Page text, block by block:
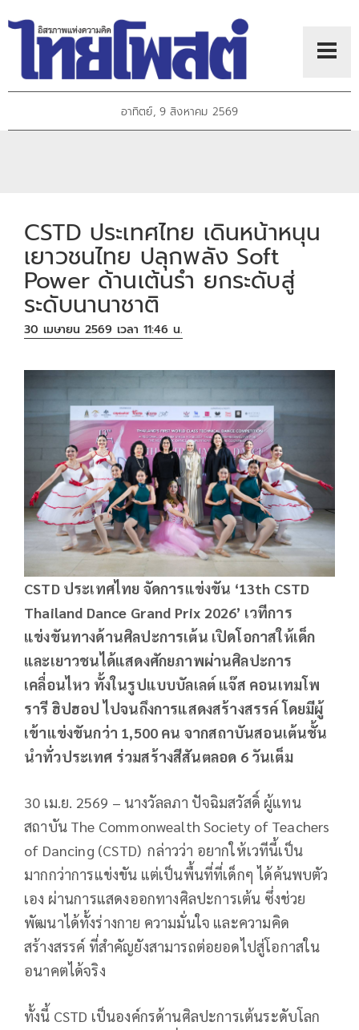
อาทิตย์, 9 สิงหาคม 2569
CSTD ประเทศไทย เดินหน้าหนุน
เยาวชนไทย ปลุกพลัง Soft
Power ด้านเต้นรำ ยกระดับสู่
ระดับนานาชาติ
30 เมษายน 2569 เวลา 11:46 น.
CSTD ประเทศไทย จัดการแข่งขัน ‘13th CSTD
Thailand Dance Grand Prix 2026’ เวทีการ
แข่งขันทางด้านศิลปะการเต้น เปิดโอกาสให้เด็ก
และเยาวชนได้แสดงศักยภาพผ่านศิลปะการ
เคลื่อนไหว ทั้งในรูปแบบบัลเลต์ แจ๊ส คอนเทมโพ
รารี ฮิปฮอป ไปจนถึงการแสดงสร้างสรรค์ โดยมีผู้
เข้าแข่งขันกว่า 1,500 คน จากสถาบันสอนเต้นชั้น
นำทั่วประเทศ ร่วมสร้างสีสันตลอด 6วันเต็ม
30 เม.ย. 2569 – นางวัลลภา ปัจฉิมสวัสดิ์ ผู้แทน
สถาบัน The Commonwealth Society of Teachers
of Dancing (CSTD) กล่าวว่า อยากให้เวทีนี้เป็น
มากกว่าการแข่งขัน แต่เป็นพื้นที่ที่เด็กๆ ได้ค้นพบตัว
เอง ผ่านการแสดงออกทางศิลปะการเต้น ซึ่งช่วย
พัฒนาได้ทั้งร่างกาย ความมั่นใจ และความคิด
สร้างสรรค์ ที่สำคัญยังสามารถต่อยอดไปสู่โอกาสใน
อนาคตได้จริง
ทั้งนี้ CSTD เป็นองค์กรด้านศิลปะการเต้นระดับโลก